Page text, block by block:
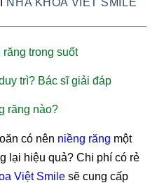
NHA KHOA VIET SMILE
trong suốt
trì? Bác sĩ giải đáp
răng nào?
có nên niềng răng một
lại hiệu quả? Chi phí có rẻ
Việt Smile sẽ cung cấp